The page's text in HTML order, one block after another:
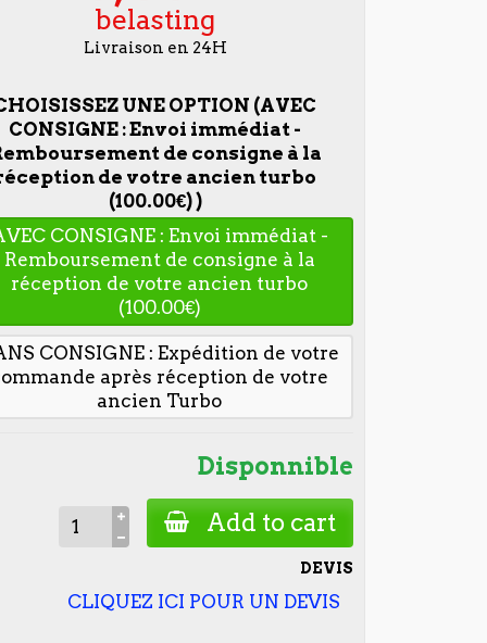
belasting
Livraison en 24H
UNE OPTION (AVEC
CONSIGNE : Envoi immédiat -
de consigne à la
de votre ancien turbo
(100.00€) )
CONSIGNE : Envoi immédiat -
Remboursement de consigne à la
réception de votre ancien turbo
(100.00€)
CONSIGNE : Expédition de votre
après réception de votre
ancien Turbo
Disponnible
Add to cart
DEVIS
CLIQUEZ ICI POUR UN DEVIS